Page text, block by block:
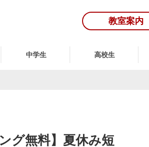
教室案内
中学生 高校生
グ無料】夏休み短